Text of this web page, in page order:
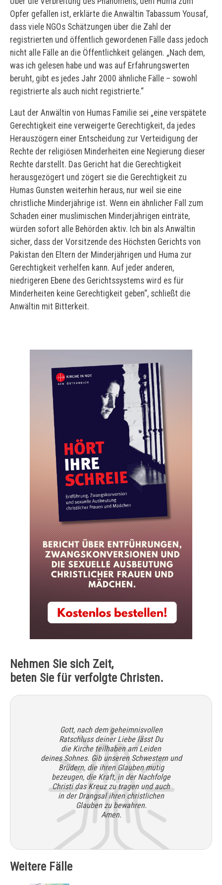
Opfer gefallen ist, erklärte die Anwältin Tabassum Yousaf,
dass viele NGOs Schätzungen über die Zahl der
registrierten und öffentlich gewordenen Fälle dass jedoch
nicht alle Fälle an die Öffentlichkeit gelängen. „Nach dem,
was ich gelesen habe und was auf Erfahrungswerten
beruht, gibt es jedes Jahr 2000 ähnliche Fälle – sowohl
registrierte als auch nicht registrierte.“
Laut der Anwältin von Humas Familie sei „eine verspätete
Gerechtigkeit eine verweigerte Gerechtigkeit, da jedes
Herauszögern einer Entscheidung zur Verteidigung der
Rechte der religiösen Minderheiten eine Negierung dieser
Rechte darstellt. Das Gericht hat die Gerechtigkeit
herausgezögert und zögert sie die Gerechtigkeit zu
Humas Gunsten weiterhin heraus, nur weil sie eine
christliche Minderjährige ist. Wenn ein ähnlicher Fall zum
Schaden einer muslimischen Minderjährigen einträte,
würden sofort alle Behörden aktiv. Ich bin als Anwältin
sicher, dass der Vorsitzende des Höchsten Gerichts von
Pakistan den Eltern der Minderjährigen und Huma zur
Gerechtigkeit verhelfen kann. Auf jeder anderen,
niedrigeren Ebene des Gerichtssystems wird es für
Minderheiten keine Gerechtigkeit geben“, schließt die
Anwältin mit Bitterkeit.
Nehmen Sie sich Zeit,
beten Sie für verfolgte Christen.
Gott, nach dem geheimnisvollen
Ratschluss deiner Liebe lässt Du
die Kirche teilhaben am Leiden
deines Sohnes. Gib unseren Schwestern und
Brüdern, die ihren Glauben mutig
bezeugen, die Kraft, in der Nachfolge
Christi das Kreuz zu tragen und auch
in der Drangsal ihren christlichen
Glauben zu bewahren.
Amen.
Weitere Fälle